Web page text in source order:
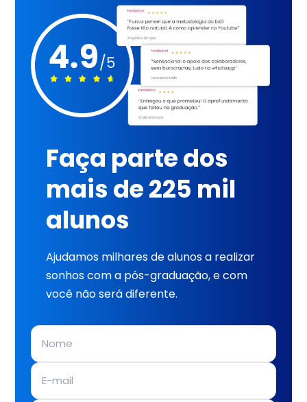
Faça parte dos
mais de 225 mil
alunos
Ajudamos milhares de alunos a realizar
sonhos com a pós-graduação, e com
você não será diferente.